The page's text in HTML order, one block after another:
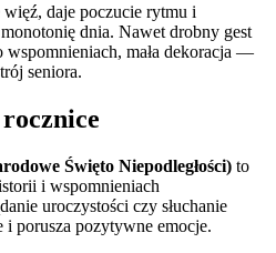
daje poczucie rytmu i
dnia. Nawet drobny gest
mała dekoracja —
seniora.
Święto Niepodległości) to
i wspomnieniach
uroczystości czy słuchanie
i porusza pozytywne emocje.